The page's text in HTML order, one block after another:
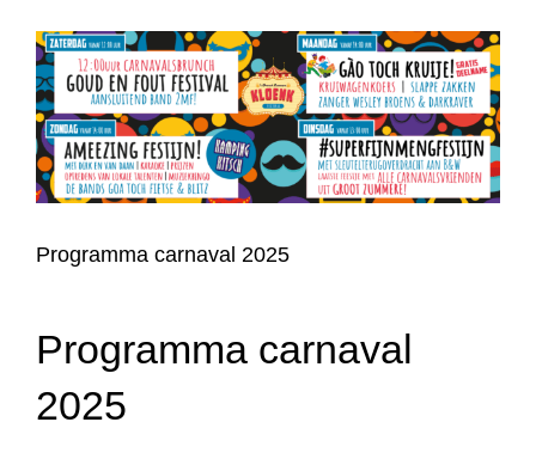
Bekijk
grotere
afbeelding
Programma carnaval 2025
Programma carnaval
2025